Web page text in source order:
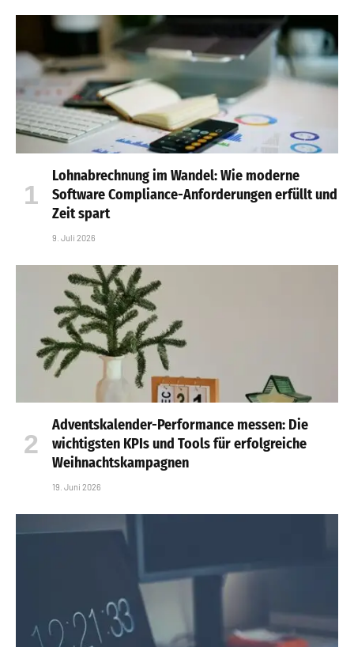
Lohnabrechnung im Wandel: Wie moderne
Software Compliance-Anforderungen erfüllt und
Zeit spart
9. Juli 2026
Adventskalender-Performance messen: Die
wichtigsten KPIs und Tools für erfolgreiche
Weihnachtskampagnen
19. Juni 2026